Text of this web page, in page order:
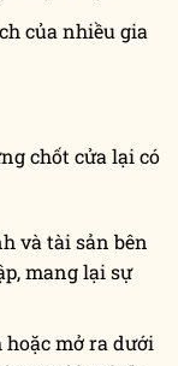
của nhiều gia
chốt cửa lại có
và tài sản bên
mang lại sự
mở ra dưới